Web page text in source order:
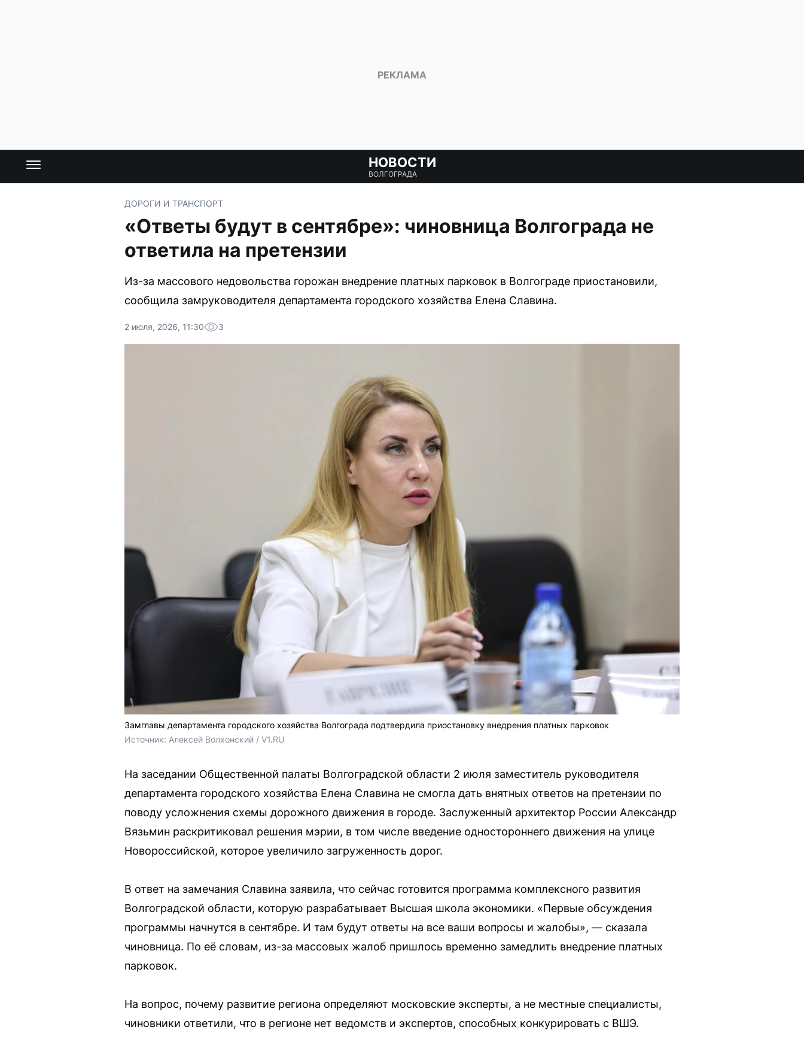
НОВОСТИ
ВОЛГОГРАДА
ДОРОГИ И ТРАНСПОРТ
«Ответы будут в сентябре»: чиновница Волгограда не
ответила на претензии
Из-за массового недовольства горожан внедрение платных парковок в Волгограде приостановили,
сообщила замруководителя департамента городского хозяйства Елена Славина.
2 июля, 2026, 11:30 3
Замглавы департамента городского хозяйства Волгограда подтвердила приостановку внедрения платных парковок
Источник: Алексей Волхонский / V1.RU
На заседании Общественной палаты Волгоградской области 2 июля заместитель руководителя
департамента городского хозяйства Елена Славина не смогла дать внятных ответов на претензии по
поводу усложнения схемы дорожного движения в городе. Заслуженный архитектор России Александр
Вязьмин раскритиковал решения мэрии, в том числе введение одностороннего движения на улице
Новороссийской, которое увеличило загруженность дорог.
В ответ на замечания Славина заявила, что сейчас готовится программа комплексного развития
Волгоградской области, которую разрабатывает Высшая школа экономики. «Первые обсуждения
программы начнутся в сентябре. И там будут ответы на все ваши вопросы и жалобы», — сказала
чиновница. По её словам, из-за массовых жалоб пришлось временно замедлить внедрение платных
парковок.
На вопрос, почему развитие региона определяют московские эксперты, а не местные специалисты,
чиновники ответили, что в регионе нет ведомств и экспертов, способных конкурировать с ВШЭ.